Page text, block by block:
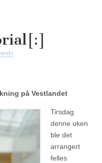
på Vestlandet
Tirsdag
denne uken
ble det
arrangert
felles